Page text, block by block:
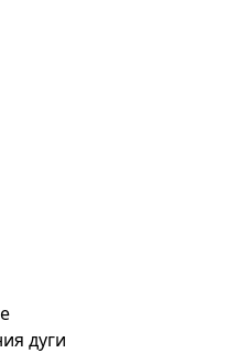
дуги